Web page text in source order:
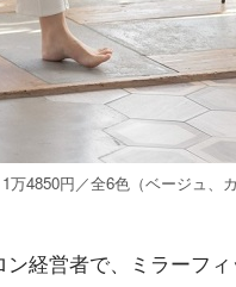
4850円／全6色（ベージュ、
ン経営者で、ミラーフ